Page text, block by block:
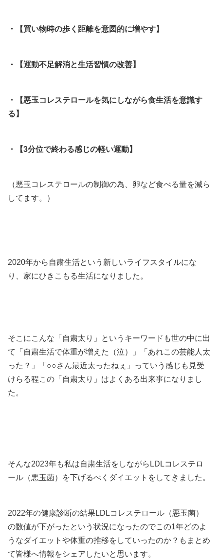
・【買い物時の歩く距離を意図的に増やす】
・【運動不足解消と生活習慣の改善】
・【悪玉コレステロールを気にしながら食生活を意識す
る】
・【3分位で終わる感じの軽い運動】
（悪玉コレステロールの制御の為、卵など食べる量を減ら
してます。）
2020年から自粛生活という新しいライフスタイルにな
り、家にひきこもる生活になりました。
そこにこんな「自粛太り」というキーワードも世の中に出
て「自粛生活で体重が増えた（泣）」「あれこの芸能人太
った？」「○○さん最近太ったねぇ」っていう感じも見受
けらる程この「自粛太り」はよくある出来事になりまし
た。
そんな2023年も私は自粛生活をしながらLDLコレステロ
ール（悪玉菌）を下げるべくダイエットをしてきました。
2022年の健康診断の結果LDLコレステロール（悪玉菌）
の数値が下がったという状況になったのでこの1年どのよ
うなダイエットや体重の推移をしていったのか？もまとめ
て皆様へ情報をシェアしたいと思います。